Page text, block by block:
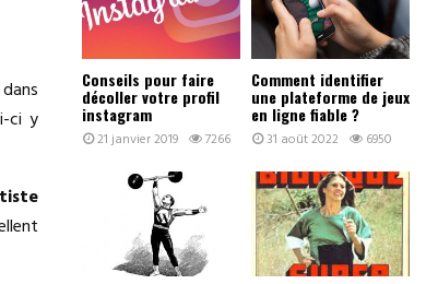
ci y
Conseils pour faire
décoller votre profil
instagram
21 janvier 2019 7266
Comment identifier
une plateforme de jeux
en ligne fiable ?
31 août 2022 6950